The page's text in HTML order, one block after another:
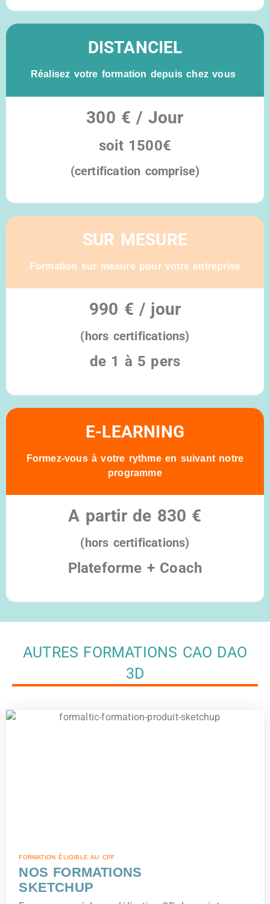
DISTANCIEL
Réalisez votre formation depuis chez vous
300 € / Jour
soit 1500€
(certification comprise)
SUR MESURE
Formation sur mesure pour votre entreprise
990 € / jour
(hors certifications)
de 1 à 5 pers
E-LEARNING
Formez-vous à votre rythme en suivant notre
programme
A partir de 830 €
(hors certifications)
Plateforme + Coach
AUTRES FORMATIONS CAO DAO
3D
FORMATION ÉLIGIBLE AU CPF
NOS FORMATIONS
SKETCHUP